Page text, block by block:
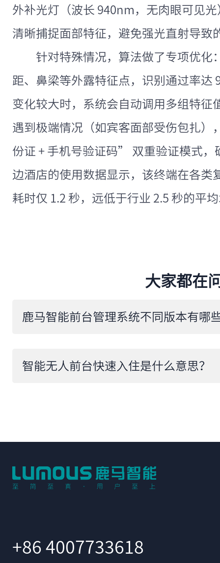
外补光灯（波长 940nm，无肉眼可见
清晰捕捉面部特征，避免强光直射导致
针对特殊情况，算法做了专项优化
距、鼻梁等外露特征点，识别通过率达
变化较大时，系统会自动调用多组特征
遇到极端情况（如宾客面部受伤包扎
份证 + 手机号验证码” 双重验证模式，
边酒店的使用数据显示，该终端在各类
耗时仅 1.2 秒，远低于行业 2.5 秒的平
大家都在
智能无人前台快速入住是什么意思？
+86 4007733618